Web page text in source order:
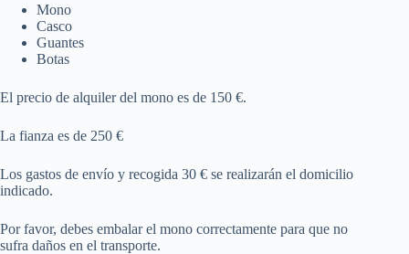
Mono
Casco
Guantes
Botas
El precio de alquiler del mono es de 150 €.
La fianza es de 250 €
Los gastos de envío y recogida 30 € se realizarán el domicilio
indicado.
Por favor, debes embalar el mono correctamente para que no
sufra daños en el transporte.